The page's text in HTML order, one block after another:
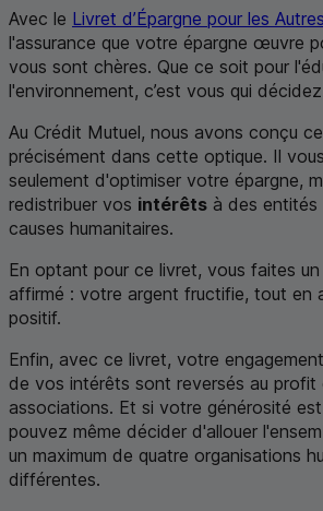
Avec le Livret d’Épargne pour les Autres
l'assurance que votre épargne œuvre
vous sont chères. Que ce soit pour
l'environnement, c’est vous qui
Au Crédit Mutuel, nous avons conçu ce
précisément dans cette optique. Il
seulement d'optimiser votre épargne,
redistribuer vos intérêts à des
causes humanitaires.
En optant pour ce livret, vous faites
affirmé : votre argent fructifie, tout en
positif.
Enfin, avec ce livret, votre
de vos intérêts sont reversés au profit
associations. Et si votre générosité
pouvez même décider d'allouer
un maximum de quatre organisations
différentes.